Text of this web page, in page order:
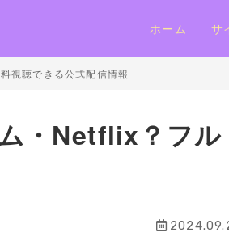
ホーム サ
視聴できる公式配信情報
・Netflix？フル